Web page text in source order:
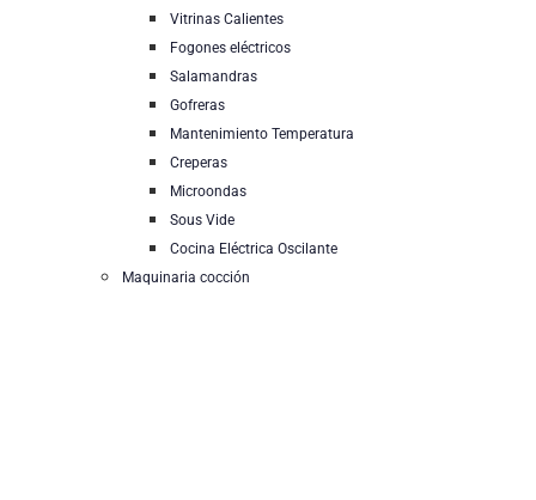
Vitrinas Calientes
Fogones eléctricos
Salamandras
Gofreras
Mantenimiento Temperatura
Creperas
Microondas
Sous Vide
Cocina Eléctrica Oscilante
Maquinaria cocción